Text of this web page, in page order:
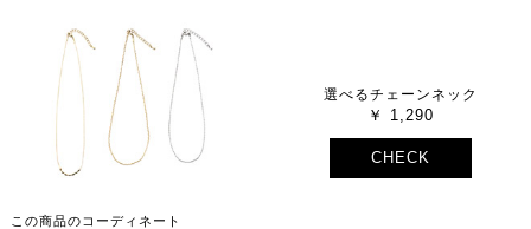
選べるチェーンネック
1,290
CHECK
この商品のコーディネート